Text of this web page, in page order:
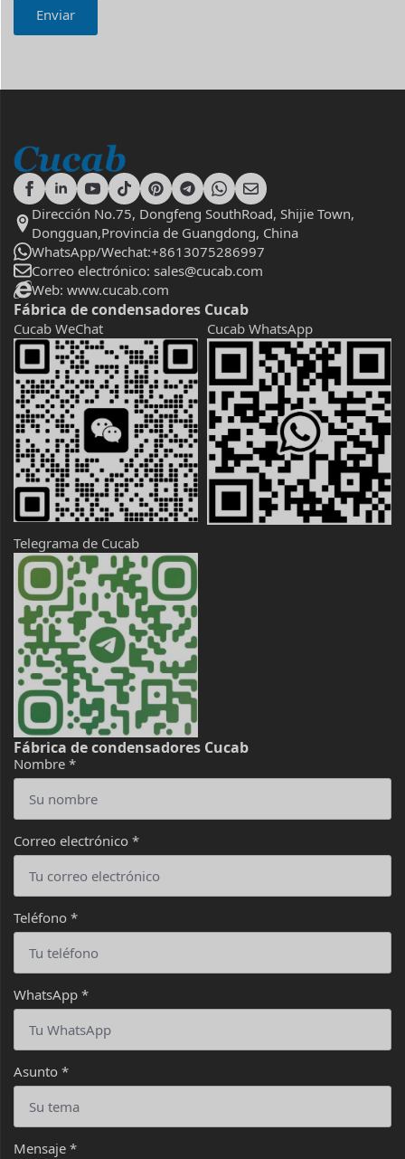
Enviar
Dirección No.75, Dongfeng SouthRoad, Shijie Town,
Dongguan,Provincia de Guangdong, China
WhatsApp/Wechat:+8613075286997
Correo electrónico: sales@cucab.com
Web: www.cucab.com
Fábrica de condensadores Cucab
Cucab WeChat Cucab WhatsApp
Telegrama de Cucab
Fábrica de condensadores Cucab
Nombre *
Correo electrónico *
Teléfono *
WhatsApp *
Asunto *
Mensaje *